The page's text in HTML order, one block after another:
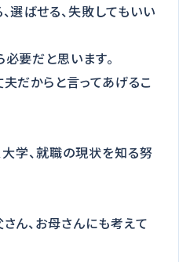
選ばせる、失敗してもいい
要だと思います。
だからと言ってあげるこ
大学、就職の現状を知る努
ん、お母さんにも考えて